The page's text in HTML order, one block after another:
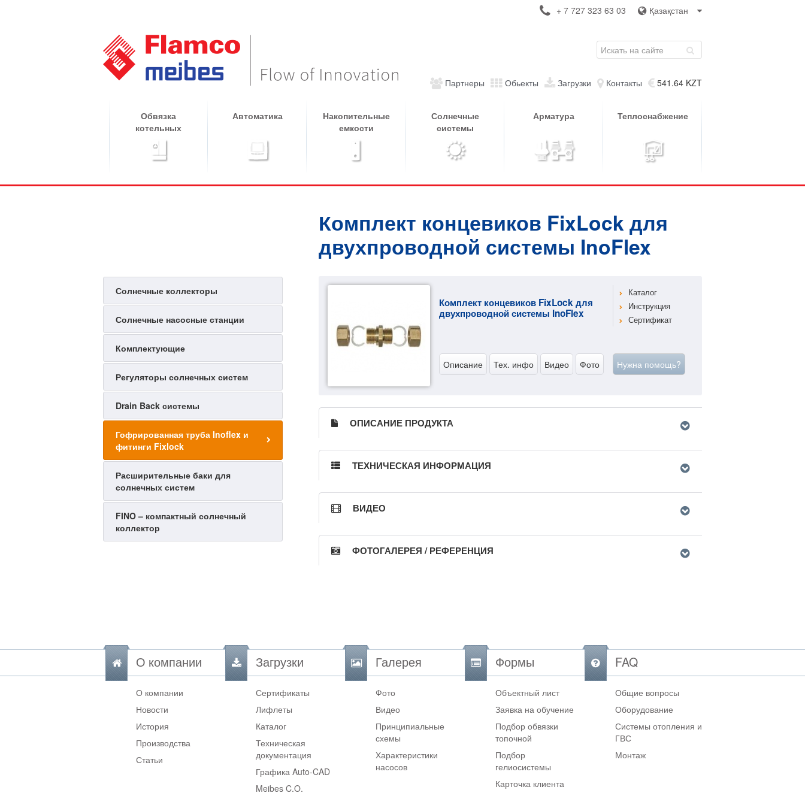
Қазақстан
+ 7 727 323 63 03
Партнеры Обьекты Загрузки Контакты 541.64 KZT
Обвязка
котельных
Автоматика
Накопительные
емкости
Солнечные
системы
Арматура Теплоснабжение
Комплект концевиков FixLock для
двухпроводной системы InoFlex
Солнечные коллекторы
Солнечные насосные станции
Комплектующие
Регуляторы солнечных систем
Drain Back системы
Гофрированная труба Inoflex и
фитинги Fixlock
Расширительные баки для
солнечных систем
FINO – компактный солнечный
коллектор
Комплект концевиков FixLock для
двухпроводной системы InoFlex
Описание Тех. инфо Видео Фото
Каталог
Инструкция
Сертификат
Нужна помощь?
ОПИСАНИЕ ПРОДУКТА
ТЕХНИЧЕСКАЯ ИНФОРМАЦИЯ
ВИДЕО
ФОТОГАЛЕРЕЯ / РЕФЕРЕНЦИЯ
О компании
О компании
Новости
История
Производства
Статьи
Загрузки
Сертификаты
Лифлеты
Каталог
Техническая
документация
Графика Auto-CAD
Meibes C.O.
Галерея
Фото
Видео
Принципиальные
схемы
Характеристики
насосов
Формы
Объектный лист
Заявка на обучение
Подбор обвязки
топочной
Подбор
гелиосистемы
Карточка клиента
FAQ
Общие вопросы
Оборудование
Системы отопления и
ГВС
Монтаж